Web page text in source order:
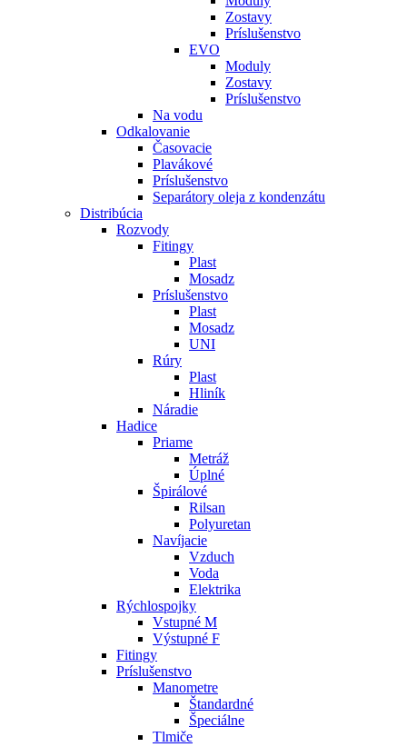
Zostavy
Príslušenstvo
EVO
Moduly
Zostavy
Príslušenstvo
Na vodu
Odkalovanie
Časovacie
Plavákové
Príslušenstvo
Separátory oleja z kondenzátu
Distribúcia
Rozvody
Fitingy
Plast
Mosadz
Príslušenstvo
Plast
Mosadz
UNI
Rúry
Plast
Hliník
Náradie
Hadice
Priame
Metráž
Úplné
Špirálové
Rilsan
Polyuretan
Navíjacie
Vzduch
Voda
Elektrika
Rýchlospojky
Vstupné M
Výstupné F
Fitingy
Príslušenstvo
Manometre
Štandardné
Špeciálne
Tlmiče